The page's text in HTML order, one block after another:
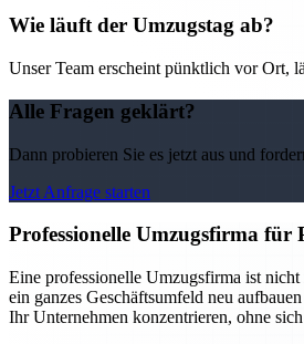
Wie läuft der Umzugstag ab?
Unser Team erscheint pünktlich vor Ort,
Alle Fragen geklärt?
Dann probieren Sie es jetzt aus und
Jetzt Anfrage starten
Professionelle Umzugsfirma
Eine professionelle Umzugsfirma ist
ein ganzes Geschäftsumfeld neu
Ihr Unternehmen konzentrieren, ohne